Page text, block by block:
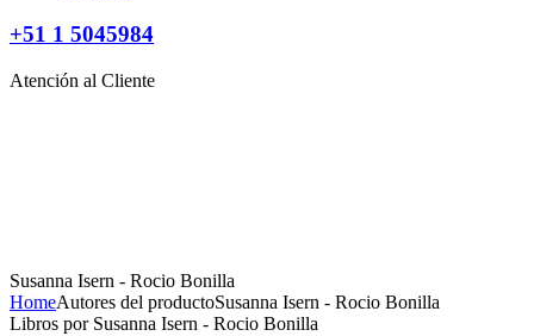
+51 1 5045984
Atención al Cliente
Susanna Isern - Rocio Bonilla
HomeAutores del productoSusanna Isern - Rocio Bonilla
Libros por Susanna Isern - Rocio Bonilla